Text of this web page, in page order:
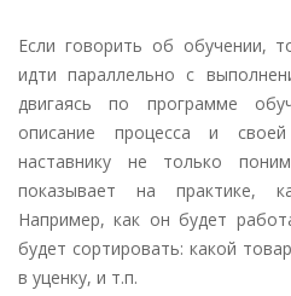
Если говорить об обучении,
идти параллельно с
двигаясь по программе
описание процесса и
наставнику не только
показывает на практике,
Например, как он будет
будет сортировать: какой
в уценку, и т.п.